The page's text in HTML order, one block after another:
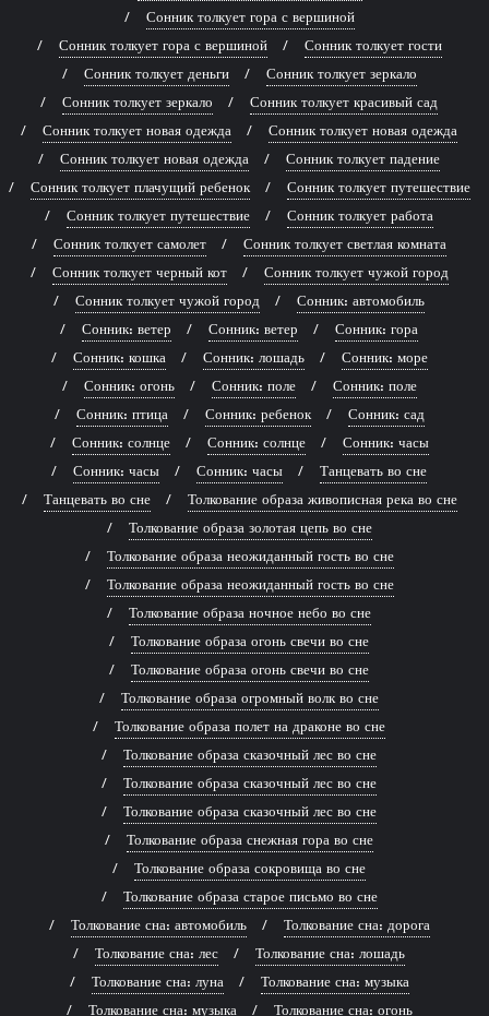
Сонник толкует гора с вершиной
Сонник толкует гора с вершиной
Сонник толкует гости
Сонник толкует деньги
Сонник толкует зеркало
Сонник толкует зеркало
Сонник толкует красивый сад
Сонник толкует новая одежда
Сонник толкует новая одежда
Сонник толкует новая одежда
Сонник толкует падение
Сонник толкует плачущий ребенок
Сонник толкует путешествие
Сонник толкует путешествие
Сонник толкует работа
Сонник толкует самолет
Сонник толкует светлая комната
Сонник толкует черный кот
Сонник толкует чужой город
Сонник толкует чужой город
Сонник: автомобиль
Сонник: ветер
Сонник: ветер
Сонник: гора
Сонник: кошка
Сонник: лошадь
Сонник: море
Сонник: огонь
Сонник: поле
Сонник: поле
Сонник: птица
Сонник: ребенок
Сонник: сад
Сонник: солнце
Сонник: солнце
Сонник: часы
Сонник: часы
Сонник: часы
Танцевать во сне
Танцевать во сне
Толкование образа живописная река во сне
Толкование образа золотая цепь во сне
Толкование образа неожиданный гость во сне
Толкование образа неожиданный гость во сне
Толкование образа ночное небо во сне
Толкование образа огонь свечи во сне
Толкование образа огонь свечи во сне
Толкование образа огромный волк во сне
Толкование образа полет на драконе во сне
Толкование образа сказочный лес во сне
Толкование образа сказочный лес во сне
Толкование образа сказочный лес во сне
Толкование образа снежная гора во сне
Толкование образа сокровища во сне
Толкование образа старое письмо во сне
Толкование сна: автомобиль
Толкование сна: дорога
Толкование сна: лес
Толкование сна: лошадь
Толкование сна: луна
Толкование сна: музыка
Толкование сна: музыка
Толкование сна: огонь